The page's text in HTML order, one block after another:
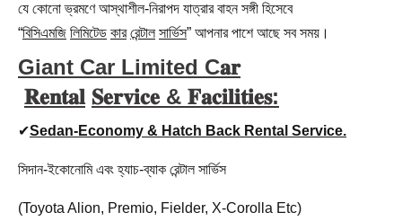
যে কোনো ভ্রমণে আস্থাশীল-নিরাপদ যাত্রার বাহন সঙ্গী হিসেবে
“বিসিএমজি লিমিটেড কার রেন্টাল সার্ভিস” আপনার পাশে আছে সব সময়।
Giant Car Limited C𝐚𝐫
𝐑𝐞𝐧𝐭𝐚𝐥 𝐒𝐞𝐫𝐯𝐢𝐜𝐞 & 𝐅𝐚𝐜𝐢𝐥𝐢𝐭𝐢𝐞𝐬:
✔Sedan-Economy & Hatch Back Rental Service.
সিদান-ইকোনোমি এবং হ্যাচ-ব্যাক রেন্টাল সার্ভিস
(Toyota Alion, Premio, Fielder, X-Corolla Etc)